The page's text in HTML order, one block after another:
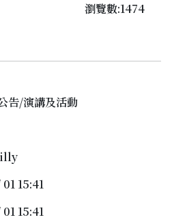
瀏覽數:1474
告/演講及活動
15:41
15:41